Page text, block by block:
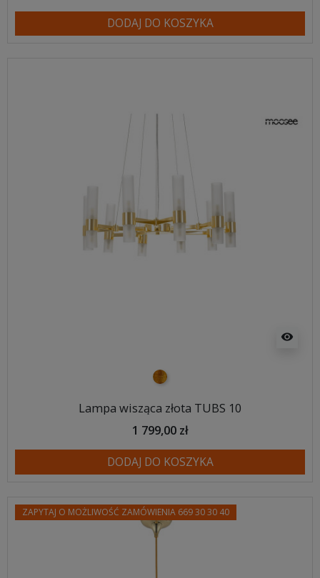
DODAJ DO KOSZYKA
visibility
złoty
Lampa wisząca złota TUBS 10
1 799,00 zł
DODAJ DO KOSZYKA
ZAPYTAJ O MOŻLIWOŚĆ ZAMÓWIENIA 669 30 30 40